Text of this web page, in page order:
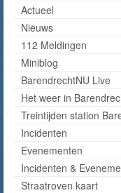
Actueel
Nieuws
112 Meldingen
Miniblog
BarendrechtNU Live
Het weer in
Treintijden station
Incidenten
Evenementen
Incidenten &
Straatroven kaart